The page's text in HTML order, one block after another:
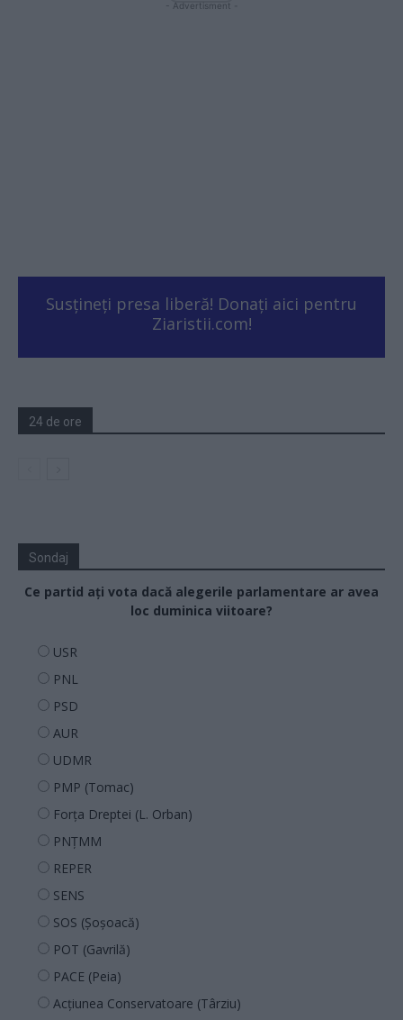
- Advertisment -
Susțineți presa liberă! Donați aici pentru
Ziaristii.com!
24 de ore
Sondaj
Ce partid ați vota dacă alegerile parlamentare ar avea
loc duminica viitoare?
USR
PNL
PSD
AUR
UDMR
PMP (Tomac)
Forța Dreptei (L. Orban)
PNȚMM
REPER
SENS
SOS (Șoșoacă)
POT (Gavrilă)
PACE (Peia)
Acțiunea Conservatoare (Târziu)